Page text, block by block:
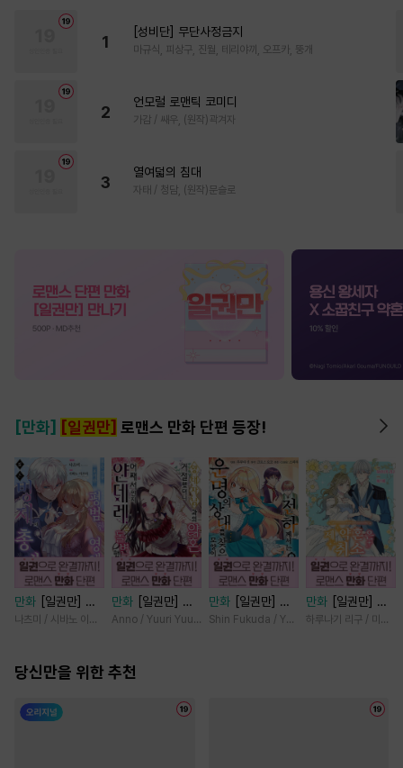
1
[성비단] 무단사정금지
마규식, 피상구, 진월, 테리야끼, 오프카, 뚱개
2
언모럴 로맨틱 코미디
가감 / 쌔우, (원작)곽겨자
3
열여덟의 침대
자태 / 청담, (원작)문슬로
[만화] [일권만] 로맨스 만화 단편 등장!
만화
[일권만] 모
든 것을 포기한 평
는다 [단행본]
나츠미 / 시바노 이즈미
만화
[일권만] 왕
태자님과의 약혼을
변했습니다 [단행
Anno / Yuuri Yuudachi
만화
[일권만] 전
하께서는 오늘도
Shin Fukuda / Yoko Kurosu
만화
[일권만] 제
약혼은 취소되었습
하루나기 리구 / 미즈메
당신만을 위한 추천